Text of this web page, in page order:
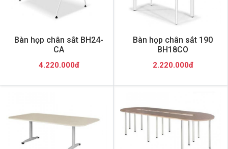
Bàn họp chân sắt BH24-
CA
4.220.000đ
Bàn họp chân sắt 190
BH18CO
2.220.000đ